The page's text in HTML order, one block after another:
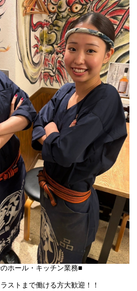
ホール・キッチン業務■
ストまで働ける方大歓迎！！